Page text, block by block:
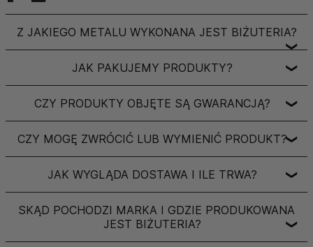
Z JAKIEGO METALU WYKONANA JEST BIŻUTERIA?
❯
JAK PAKUJEMY PRODUKTY? ❯
CZY PRODUKTY OBJĘTE SĄ GWARANCJĄ? ❯
CZY MOGĘ ZWRÓCIĆ LUB WYMIENIĆ PRODUKT?❯
JAK WYGLĄDA DOSTAWA I ILE TRWA? ❯
SKĄD POCHODZI MARKA I GDZIE PRODUKOWANA
JEST BIŻUTERIA?
❯